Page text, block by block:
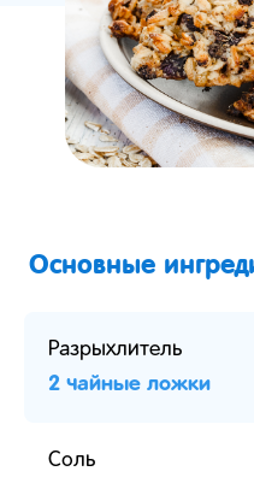
Основные
Разрыхлитель
2 чайные ложки
Соль